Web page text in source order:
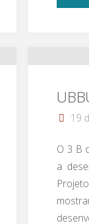
19
O 3 B
a